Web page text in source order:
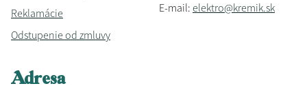
Reklamácie
Odstupenie od zmluvy
E-mail: elektro@kremik.sk
Adresa